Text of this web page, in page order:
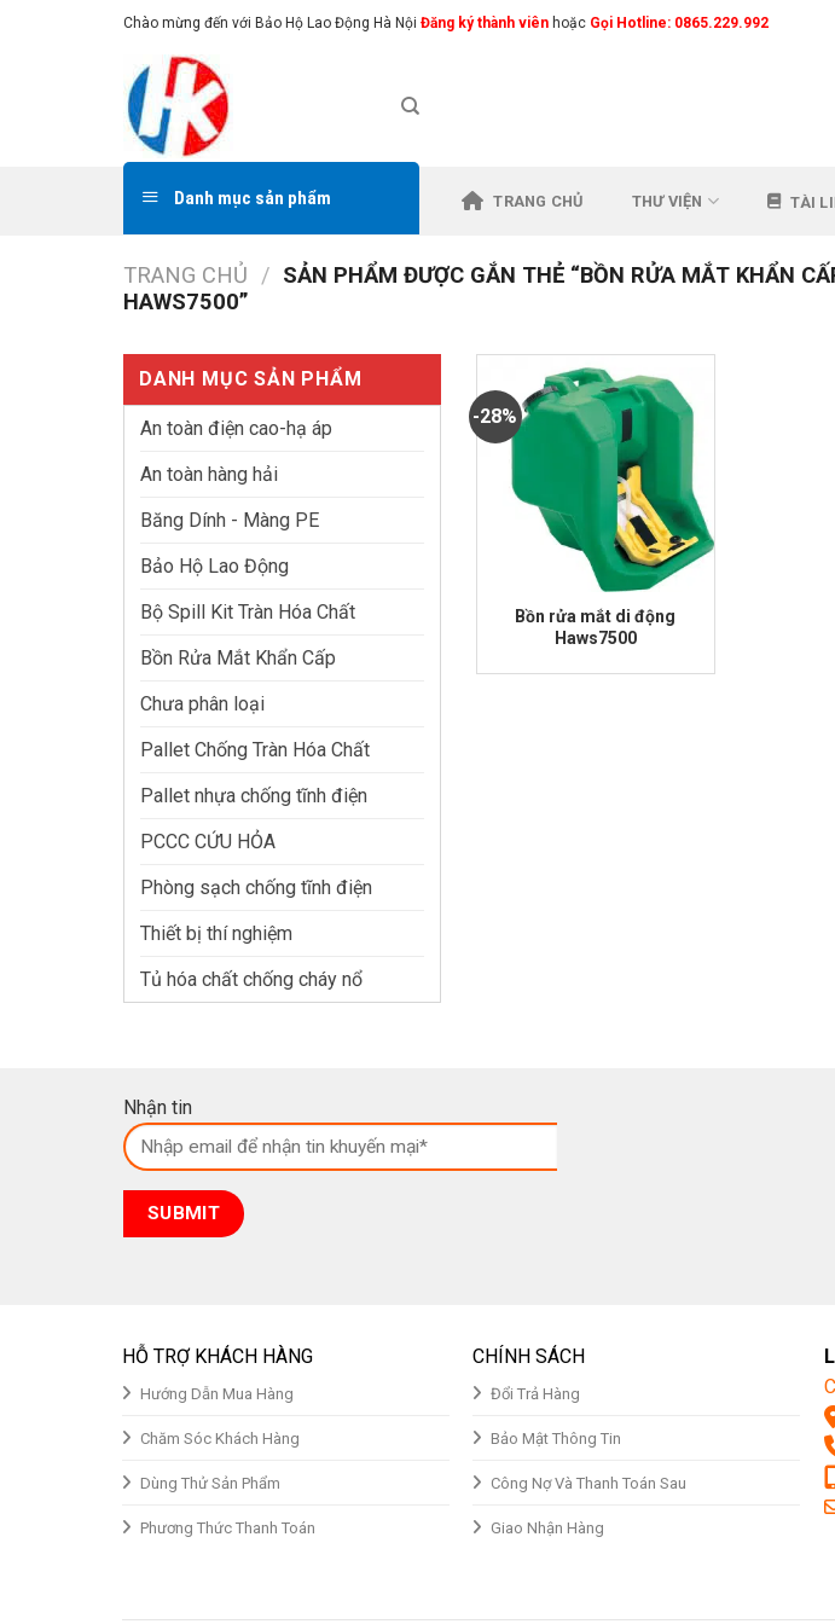
Chào mừng đến với Bảo Hộ Lao Động Hà Nội Đăng ký thành viên hoặc Gọi Hotline: 0865.229.992
Danh mục sản phẩm TRANG CHỦ THƯ VIỆN TÀI
TRANG CHỦ / SẢN PHẨM ĐƯỢC GẮN THẺ “BỒN RỬA MẮT KHẨN
HAWS7500”
DANH MỤC SẢN PHẨM
An toàn điện cao-hạ áp
An toàn hàng hải
Băng Dính - Màng PE
Bảo Hộ Lao Động
Bộ Spill Kit Tràn Hóa Chất
Bồn Rửa Mắt Khẩn Cấp
Chưa phân loại
Pallet Chống Tràn Hóa Chất
Pallet nhựa chống tĩnh điện
PCCC CỨU HỎA
Phòng sạch chống tĩnh điện
Thiết bị thí nghiệm
Tủ hóa chất chống cháy nổ
-28%
Bồn rửa mắt di động
Haws7500
gốc
hiện
Nhận tin
HỖ TRỢ KHÁCH HÀNG
Hướng Dẫn Mua Hàng
Chăm Sóc Khách Hàng
Dùng Thử Sản Phẩm
Phương Thức Thanh Toán
CHÍNH SÁCH
Đổi Trả Hàng
Bảo Mật Thông Tin
Công Nợ Và Thanh Toán Sau
Giao Nhận Hàng